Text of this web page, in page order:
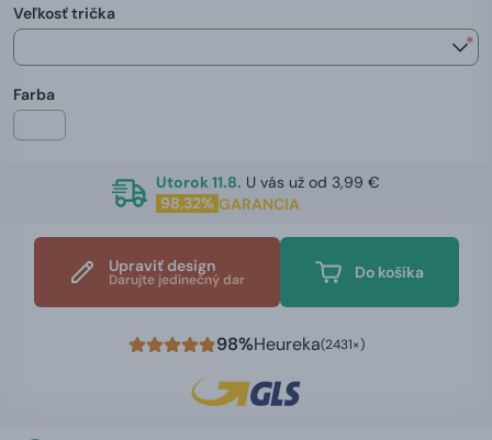
Veľkosť trička
*
Farba
Utorok 11.8. U vás už od 3,99 €
98,32% GARANCIA
Upraviť design
Darujte jedinečný dar Do košíka
98%Heureka(2431×)